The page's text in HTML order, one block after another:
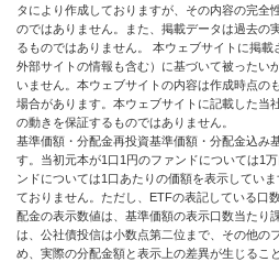
タにより作成しておりますが、その内容の完全
のではありません。また、掲載データは過去の
るものではありません。 本ウェブサイトに掲
外部サイトの情報も含む）に基づいて被ったい
いません。本ウェブサイトの内容は作成時点の
場合があります。本ウェブサイトに記載した当
の動きを保証するものではありません。
基準価額・分配金再投資基準価額・分配金込み
す。当初元本が1口1円のファンドについては1
ンドについては1口あたりの価額を表示してい
ておりません。ただし、ETFの表記している口
配金の表示数値は、基準価額の表示口数当たり
は、公社債投信は小数点第二位まで、その他の
め、実際の分配金額と表示上の差異が生じるこ